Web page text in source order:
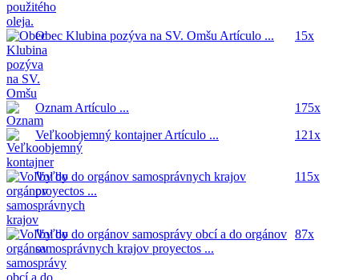
Obec Klubina pozýva na SV. Omšu Artículo ... 15x
Oznam Artículo ...
175x
Veľkoobjemný kontajnerArtículo ... 121x
Voľby do orgánov samosprávnych krajov
proyectos ...
115x
Voľby do orgánov samosprávy obcí a do orgánov
samosprávnych krajov proyectos ...
87x